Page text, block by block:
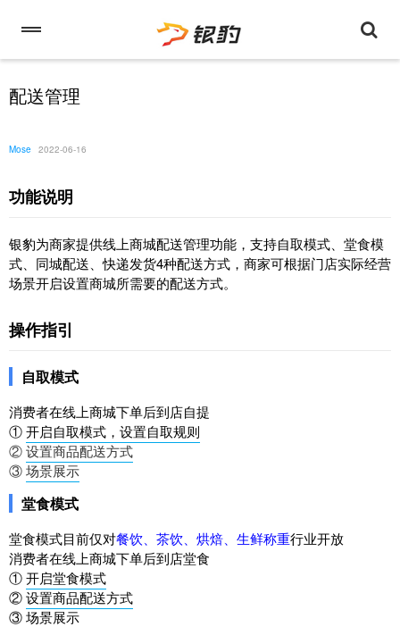
配送管理
Mose 2022-06-16
功能说明
银豹为商家提供线上商城配送管理功能，支持自取模式、堂食模
式、同城配送、快递发货4种配送方式，商家可根据门店实际经营
场景开启设置商城所需要的配送方式。
操作指引
自取模式
消费者在线上商城下单后到店自提
①开启自取模式，设置自取规则
②设置商品配送方式
③场景展示
堂食模式
堂食模式目前仅对餐饮、茶饮、烘焙、生鲜称重行业开放
消费者在线上商城下单后到店堂食
①开启堂食模式
②设置商品配送方式
③场景展示